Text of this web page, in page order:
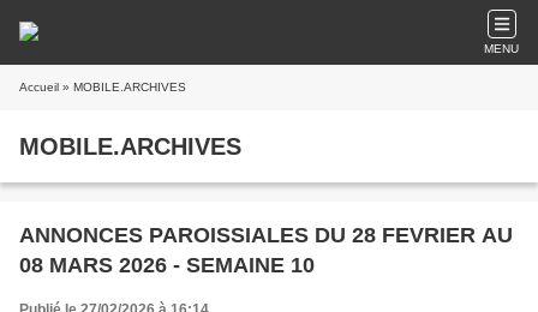
MENU
Accueil » MOBILE.ARCHIVES
MOBILE.ARCHIVES
ANNONCES PAROISSIALES DU 28 FEVRIER AU
08 MARS 2026 - SEMAINE 10